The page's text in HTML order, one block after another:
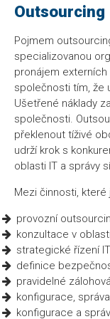
Outsourcing
Pojmem
specializovanou
pronájem
společnosti tím, že
Ušetřené náklady
společnosti.
překlenout tíživé
udrží krok s
oblasti IT a správy
Mezi činnosti,
provozní
konzultace v
strategické řízení
definice
pravidelné
konfigurace,
konfigurace a